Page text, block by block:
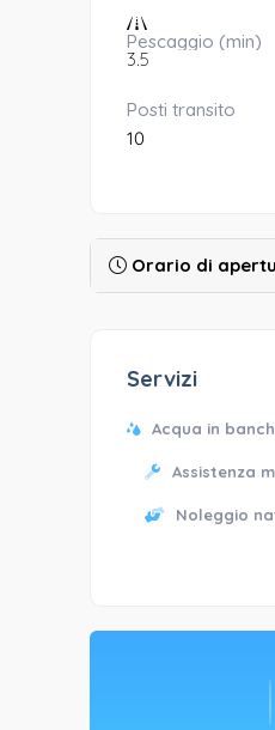
Pescaggio (min)
3.5
Posti transito
10
Orario di
Servizi
Acqua in
Assistenza
Noleggio